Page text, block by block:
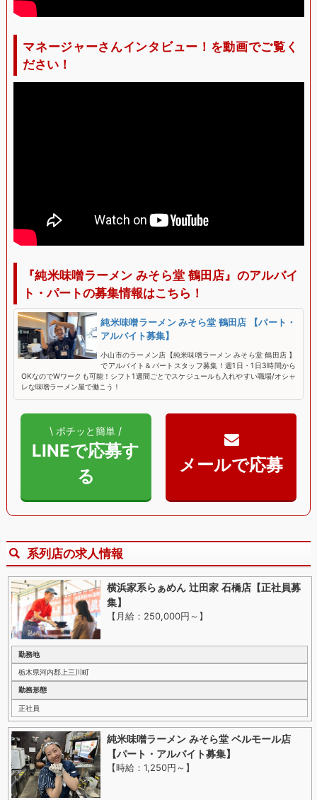
マネージャーさんインタビュー！を動画でご覧く
ださい！
『純米味噌ラーメン みそら堂 鶴田店』のアルバイ
ト・パートの募集情報はこちら！
純米味噌ラーメン みそら堂 鶴田店 【パート・
アルバイト募集】
小山市のラーメン店【純米味噌ラーメン みそら堂 鶴田店 】
でアルバイト＆パートスタッフ募集！週1日・1日3時間から
OKなのでWワークも可能！シフト1週間ごとでスケジュールも入れやすい職場/オシャ
レな味噌ラーメン屋で働こう！
\ ポチッと簡単 /
LINEで応募す
る
系列店の求人情報
横浜家系らぁめん 辻田家 石橋店【正社員募
集】
【月給：250,000円～ 】
勤務地
栃木県河内郡上三川町
勤務形態
正社員
純米味噌ラーメン みそら堂 ベルモール店
【パート・アルバイト募集】
【時給：1,250円～ 】